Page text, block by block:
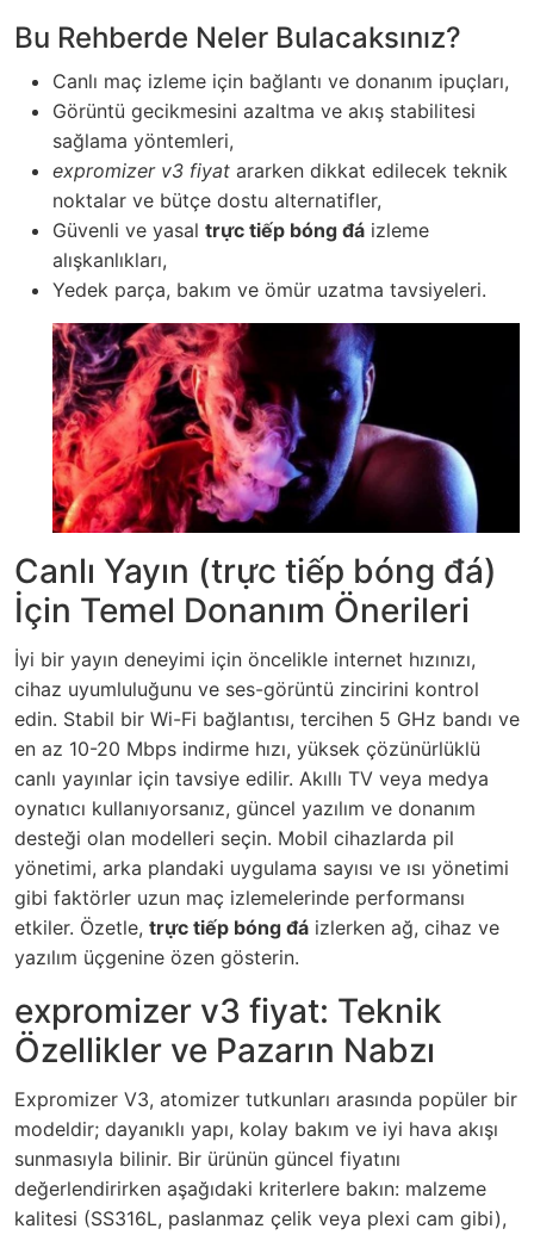
Bu Rehberde Neler Bulacaksınız?
Canlı maç izleme için bağlantı ve donanım ipuçları,
Görüntü gecikmesini azaltma ve akış stabilitesi
sağlama yöntemleri,
expromizer v3 fiyat ararken dikkat edilecek teknik
noktalar ve bütçe dostu alternatifler,
Güvenli ve yasal trực tiếp bóng đá izleme
alışkanlıkları,
Yedek parça, bakım ve ömür uzatma tavsiyeleri.
Canlı Yayın (trực tiếp bóng đá)
İçin Temel Donanım Önerileri
İyi bir yayın deneyimi için öncelikle internet hızınızı,
cihaz uyumluluğunu ve ses-görüntü zincirini kontrol
edin. Stabil bir Wi-Fi bağlantısı, tercihen 5 GHz bandı ve
en az 10-20 Mbps indirme hızı, yüksek çözünürlüklü
canlı yayınlar için tavsiye edilir. Akıllı TV veya medya
oynatıcı kullanıyorsanız, güncel yazılım ve donanım
desteği olan modelleri seçin. Mobil cihazlarda pil
yönetimi, arka plandaki uygulama sayısı ve ısı yönetimi
gibi faktörler uzun maç izlemelerinde performansı
etkiler. Özetle, trực tiếp bóng đá izlerken ağ, cihaz ve
yazılım üçgenine özen gösterin.
expromizer v3 fiyat: Teknik
Özellikler ve Pazarın Nabzı
Expromizer V3, atomizer tutkunları arasında popüler bir
modeldir; dayanıklı yapı, kolay bakım ve iyi hava akışı
sunmasıyla bilinir. Bir ürünün güncel fiyatını
değerlendirirken aşağıdaki kriterlere bakın: malzeme
kalitesi (SS316L, paslanmaz çelik veya plexi cam gibi),